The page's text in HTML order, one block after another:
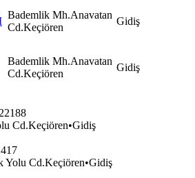
Bademlik Mh.Anavatan
Cd.Keçiören
Gidiş
Bademlik Mh.Anavatan
Cd.Keçiören
Gidiş
22188
Cd.Keçiören•Gidiş
Yolu Cd.Keçiören•Gidiş